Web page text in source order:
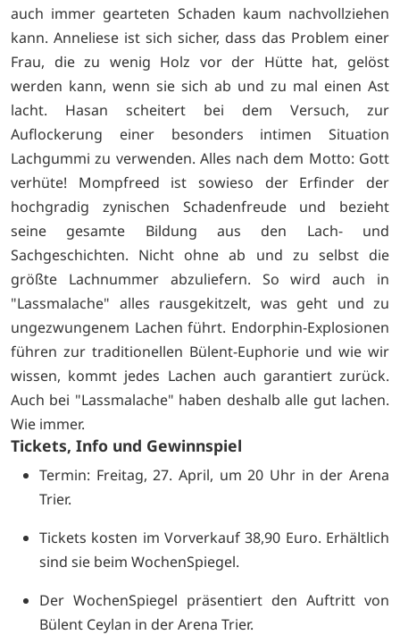
auch immer gearteten Schaden kaum nachvollziehen
kann. Anneliese ist sich sicher, dass das Problem einer
Frau, die zu wenig Holz vor der Hütte hat, gelöst
werden kann, wenn sie sich ab und zu mal einen Ast
lacht. Hasan scheitert bei dem Versuch, zur
Auflockerung einer besonders intimen Situation
Lachgummi zu verwenden. Alles nach dem Motto: Gott
verhüte! Mompfreed ist sowieso der Erfinder der
hochgradig zynischen Schadenfreude und bezieht
seine gesamte Bildung aus den Lach- und
Sachgeschichten. Nicht ohne ab und zu selbst die
größte Lachnummer abzuliefern. So wird auch in
"Lassmalache" alles rausgekitzelt, was geht und zu
ungezwungenem Lachen führt. Endorphin-Explosionen
führen zur traditionellen Bülent-Euphorie und wie wir
wissen, kommt jedes Lachen auch garantiert zurück.
Auch bei "Lassmalache" haben deshalb alle gut lachen.
Wie immer.
Tickets, Info und Gewinnspiel
Termin: Freitag, 27. April, um 20 Uhr in der Arena
Trier.
Tickets kosten im Vorverkauf 38,90 Euro. Erhältlich
sind sie beim WochenSpiegel.
Der WochenSpiegel präsentiert den Auftritt von
Bülent Ceylan in der Arena Trier.